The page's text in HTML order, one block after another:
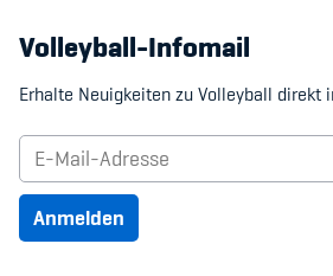
Volleyball-Infomail
Erhalte Neuigkeiten zu Volleyball direkt
Anmelden